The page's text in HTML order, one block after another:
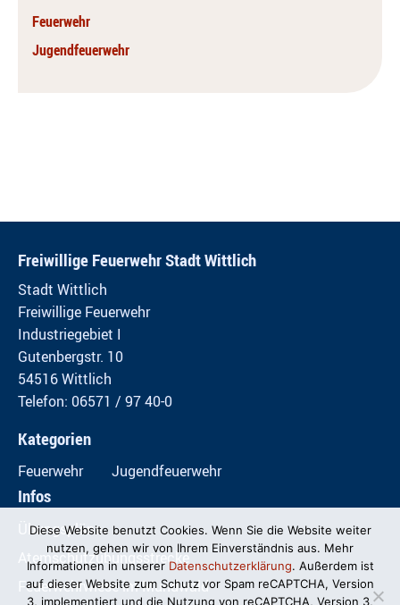
Feuerwehr
Jugendfeuerwehr
Freiwillige Feuerwehr Stadt Wittlich
Stadt Wittlich
Freiwillige Feuerwehr
Industriegebiet I
Gutenbergstr. 10
54516 Wittlich
Telefon: 06571 / 97 40-0
Kategorien
Feuerwehr Jugendfeuerwehr
Infos
Übungspläne
Atemschutzübungsstrecke
Feuerwehrwiese im Mundwald
Diese Website benutzt Cookies. Wenn Sie die Website weiter
nutzen, gehen wir von Ihrem Einverständnis aus. Mehr
Informationen in unserer Datenschutzerklärung. Außerdem ist
auf dieser Website zum Schutz vor Spam reCAPTCHA, Version
3, implementiert und die Nutzung von reCAPTCHA, Version 3,